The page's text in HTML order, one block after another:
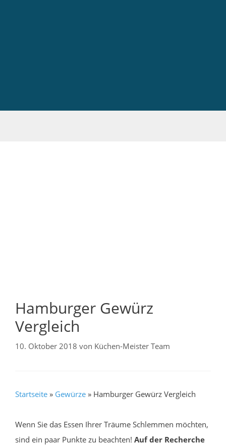
Hamburger Gewürz
Vergleich
10. Oktober 2018 von Küchen-Meister Team
Startseite » Gewürze » Hamburger Gewürz Vergleich
Wenn Sie das Essen Ihrer Träume Schlemmen möchten,
sind ein paar Punkte zu beachten! Auf der Recherche